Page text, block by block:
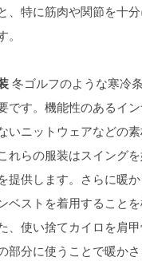
、特に筋肉や関節を十
冬ゴルフのような寒冷
です。機能性のあるイ
いニットウェアなどの
れらの服装はスイング
提供します。さらに暖
ベストを着用すること
、使い捨てカイロを肩
部分に使うことで暖か